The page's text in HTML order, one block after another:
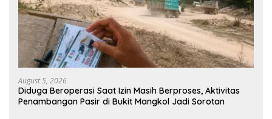
August 5, 2026
Diduga Beroperasi Saat Izin Masih Berproses, Aktivitas
Penambangan Pasir di Bukit Mangkol Jadi Sorotan